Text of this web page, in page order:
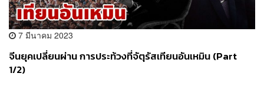
7 มีนาคม 2023
จีนยุคเปลี่ยนผ่าน การประท้วงที่จัตุรัสเทียนอันเหมิน (Part
1/2)